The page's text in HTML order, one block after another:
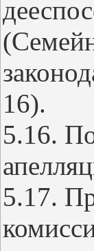
16).
5.16.
5.17.